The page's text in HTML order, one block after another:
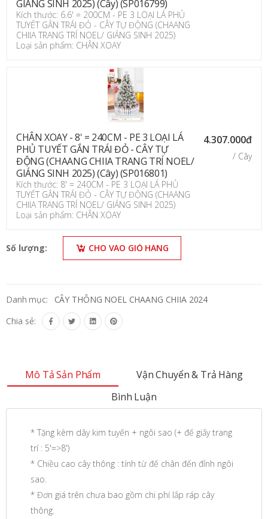
GIÁNG SINH 2025) (Cây) (SP016799)
Kích thước: 6.6' = 200CM - PE 3 LOẠI LÁ PHỦ
TUYẾT GẮN TRÁI ĐỎ - CÂY TỰ ĐỘNG (CHAANG
CHIIA TRANG TRÍ NOEL/ GIÁNG SINH 2025)
Loại sản phẩm: CHÂN XOAY
CHÂN XOAY - 8' = 240CM - PE 3 LOẠI LÁ
PHỦ TUYẾT GẮN TRÁI ĐỎ - CÂY TỰ
ĐỘNG (CHAANG CHIIA TRANG TRÍ NOEL/
GIÁNG SINH 2025) (Cây) (SP016801)
Kích thước: 8' = 240CM - PE 3 LOẠI LÁ PHỦ
TUYẾT GẮN TRÁI ĐỎ - CÂY TỰ ĐỘNG (CHAANG
CHIIA TRANG TRÍ NOEL/ GIÁNG SINH 2025)
Loại sản phẩm: CHÂN XOAY
4.307.000đ
/ Cây
Số lượng: CHO VÀO GIỎ HÀNG
Danh mục:
CÂY THÔNG NOEL CHAANG CHIIA 2024
Chia sẻ:
Mô Tả Sản Phẩm
Vận Chuyển & Trả Hàng
Bình Luận
* Tặng kèm dây kim tuyến + ngôi sao (+ đế giấy trang
trí : 5'=>8')
* Chiều cao cây thông : tính từ đế chân đến đỉnh ngôi
sao.
* Đơn giá trên chưa bao gồm chi phí lắp ráp cây
thông.